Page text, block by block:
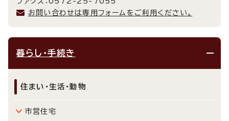
お問い合わせは専用フォームをご利用ください。
暮らし・手続き
住まい・生活・動物
市営住宅